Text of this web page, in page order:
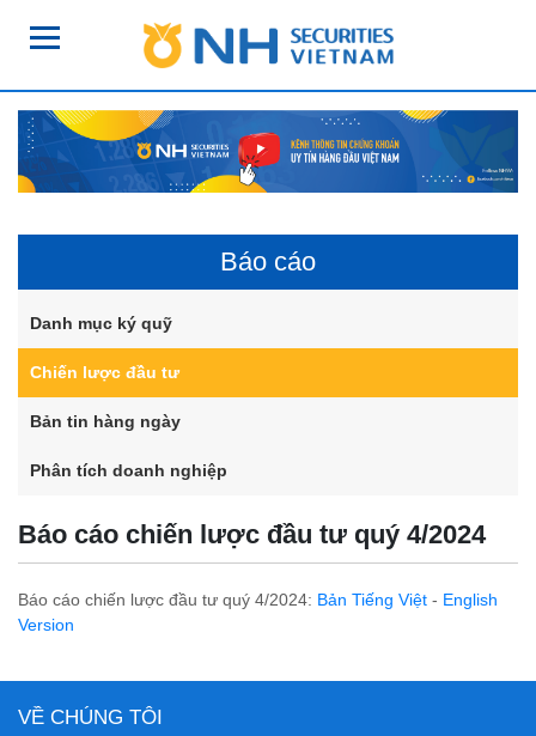
Báo cáo
Danh mục ký quỹ
Chiến lược đầu tư
Bản tin hàng ngày
Phân tích doanh nghiệp
Báo cáo chiến lược đầu tư quý 4/2024
Báo cáo chiến lược đầu tư quý 4/2024: Bản Tiếng Việt - English
Version
VỀ CHÚNG TÔI